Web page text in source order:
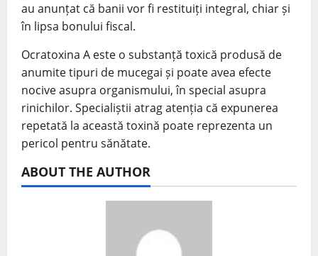
au anunțat că banii vor fi restituiți integral, chiar și
în lipsa bonului fiscal.
Ocratoxina A este o substanță toxică produsă de
anumite tipuri de mucegai și poate avea efecte
nocive asupra organismului, în special asupra
rinichilor. Specialiștii atrag atenția că expunerea
repetată la această toxină poate reprezenta un
pericol pentru sănătate.
ABOUT THE AUTHOR